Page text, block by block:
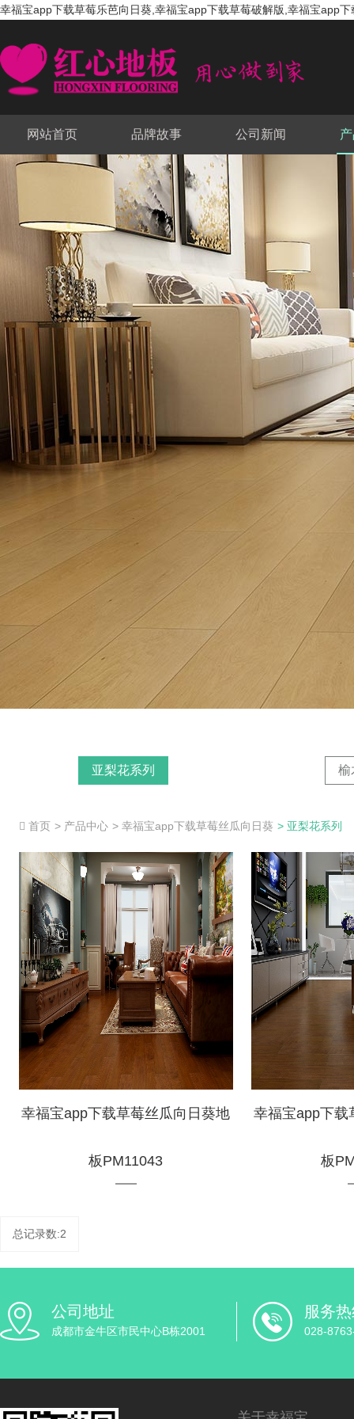
幸福宝app下载草莓乐芭向日葵,幸福宝app下载草莓破解版,幸福宝app
网站首页 品牌故事 公司新闻
亚梨花系列 榆
首页 > 产品中心 > 幸福宝app下载草莓丝瓜向日葵 > 亚梨花系列
幸福宝app下载草莓丝瓜向日葵地
板PM11043
幸福宝app下载
板
总记录数:2
公司地址
成都市金牛区市民中心B栋2001
服务
028-